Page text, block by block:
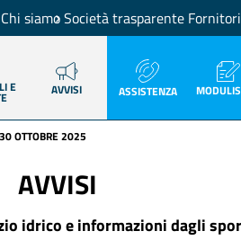
Chi siamoSocietà trasparente
E AVVISI ASSISTENZA
OTTOBRE 2025
AVVISI
idrico e informazioni dagli